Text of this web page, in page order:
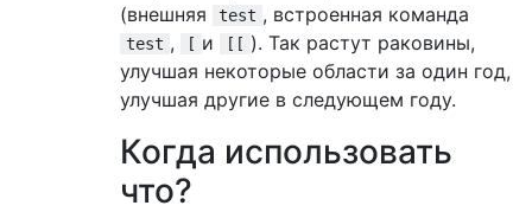
(внешняя
test , встроенная команда
test , [ и [[ ). Так растут раковины,
улучшая некоторые области за один год,
улучшая другие в следующем году.
Когда использовать
что?